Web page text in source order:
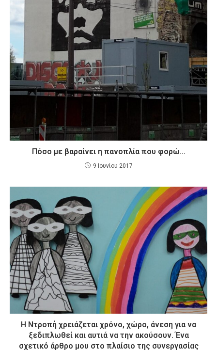
Πόσο με βαραίνει η πανοπλία που φορώ…
9 Ιουνίου 2017
Η Ντροπή χρειάζεται χρόνο, χώρο, άνεση για να
ξεδιπλωθεί και αυτιά να την ακούσουν. Ένα
σχετικό άρθρο μου στο πλαίσιο της συνεργασίας